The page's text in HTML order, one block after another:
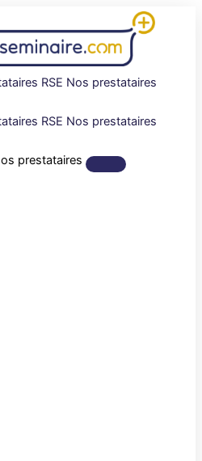
RSE Nos prestataires
RSE Nos prestataires
prestataires